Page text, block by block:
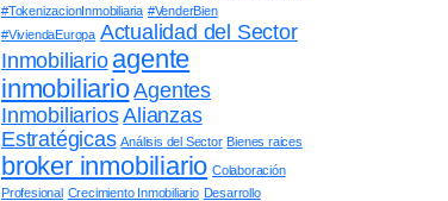
#TokenizacionInmobiliaria #VenderBien
#ViviendaEuropa Actualidad del Sector
Inmobiliario agente
inmobiliarioAgentes
InmobiliariosAlianzas
Estratégicas Análisis del Sector Bienes raices
broker inmobiliario Colaboración
Profesional Crecimiento Inmobiliario Desarrollo